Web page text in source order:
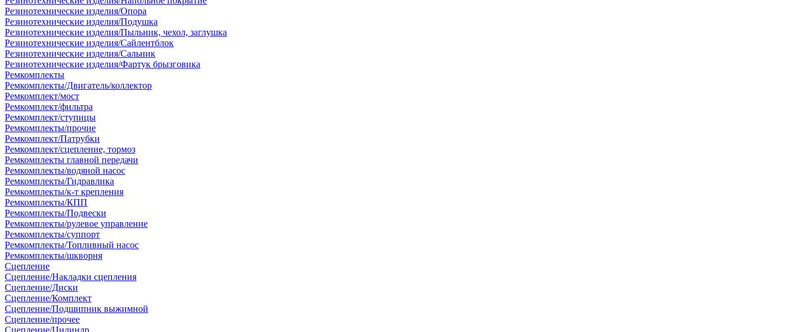
Резинотехнические изделия/Опора
Резинотехнические изделия/Подушка
Резинотехнические изделия/Пыльник, чехол, заглушка
Резинотехнические изделия/Сайлентблок
Резинотехнические изделия/Сальник
Резинотехнические изделия/Фартук брызговика
Ремкомплекты
Ремкомплекты/Двигатель/коллектор
Ремкомплект/мост
Ремкомплект/фильтра
Ремкомплект/ступицы
Ремкомплекты/прочие
Ремкомплект/Патрубки
Ремкомплект/сцепление, тормоз
Ремкомплекты главной передачи
Ремкомплекты/водяной насос
Ремкомплекты/Гидравлика
Ремкомплекты/к-т крепления
Ремкомплекты/КПП
Ремкомплекты/Подвески
Ремкомплекты/рулевое управление
Ремкомплекты/суппорт
Ремкомплекты/Топливный насос
Ремкомплекты/шкворня
Сцепление
Сцепление/Накладки сцепления
Сцепление/Диски
Сцепление/Комплект
Сцепление/Подшипник выжимной
Сцепление/прочее
Сцепление/Цилиндр